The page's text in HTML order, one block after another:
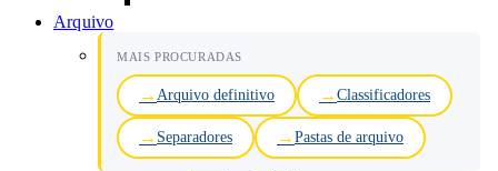
Arquivo
MAIS PROCURADAS
Arquivo definitivo Classificadores
Separadores Pastas de arquivo